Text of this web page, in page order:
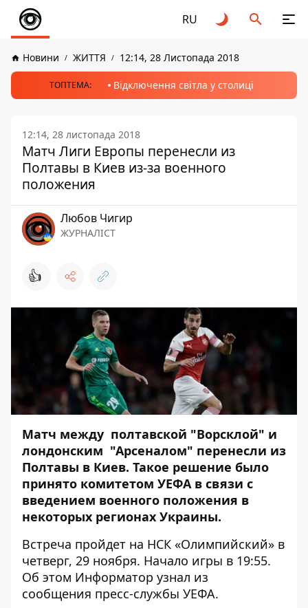
RU
Новини ЖИТТЯ 12:14, 28 Листопада 2018
ТОПТЕМА: Відключення світла у столиці
12:14, 28 листопада 2018
Матч Лиги Европы перенесли из
Полтавы в Киев из-за военного
положения
Любов Чигир
ЖУРНАЛІСТ
👍
Матч между полтавской "Ворсклой" и
лондонским "Арсеналом" перенесли из
Полтавы в Киев. Такое решение было
принято комитетом УЕФА в связи с
введением военного положения в
некоторых регионах Украины.
Встреча пройдет на НСК «Олимпийский» в
четверг, 29 ноября. Начало игры в 19:55.
Об этом Информатор узнал из
сообщения пресс-службы УЕФА.